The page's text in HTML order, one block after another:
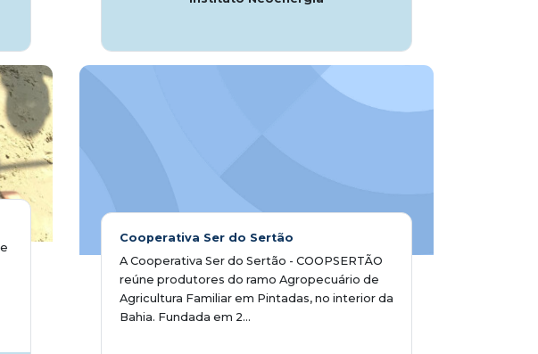
Cooperativa Ser do Sertão
A Cooperativa Ser do Sertão - COOPSERTÃO
reúne produtores do ramo Agropecuário de
Agricultura Familiar em Pintadas, no interior da
Bahia. Fundada em 2...